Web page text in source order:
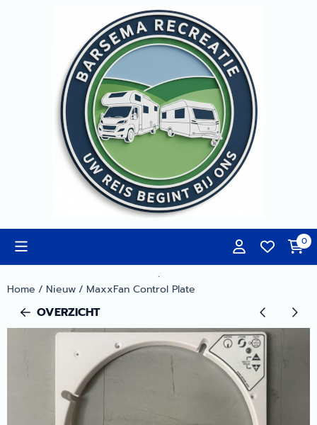
Cookievoorkeuren zijn momenteel gesloten.
0
.
Home / Nieuw/ MaxxFan Control Plate
OVERZICHT